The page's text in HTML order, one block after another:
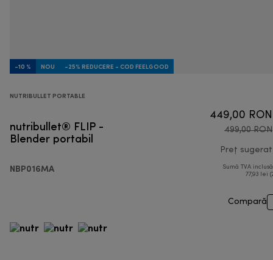
-10 % NOU -25% REDUCERE - COD FEELGOOD
NUTRIBULLET PORTABLE
nutribullet® FLIP -
Blender portabil
NBP016MA
449,00 RON
499,00 RON
Preț sugerat
Sumă TVA
77,93 lei
Compară